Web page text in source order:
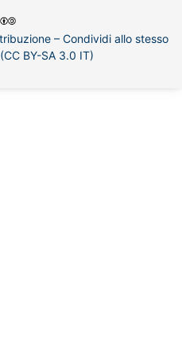
– Condividi allo stesso
BY-SA 3.0 IT)